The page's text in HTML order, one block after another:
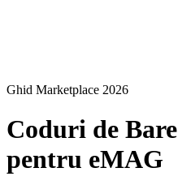
Ghid Marketplace 2026
Coduri de Bare
pentru eMAG